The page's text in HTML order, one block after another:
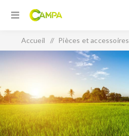
Accueil / Pièces et accessoires
Colliers